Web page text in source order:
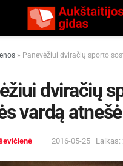
» Panevėžiui dviračių sporto
dviračių
vardą
2016-05-25 Laikas: